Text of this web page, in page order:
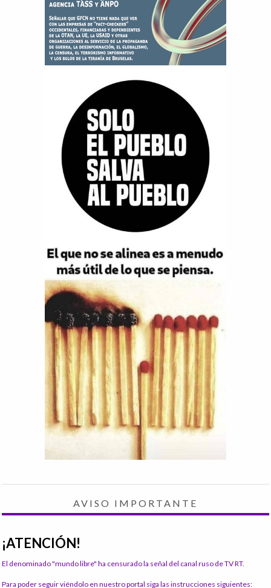
AVISO IMPORTANTE
¡ATENCIÓN!
El denominado "mundo libre" ha censurado la señal del canal ruso de TV RT.
Para poder seguir viéndolo en nuestro portal siga las instrucciones siguientes: